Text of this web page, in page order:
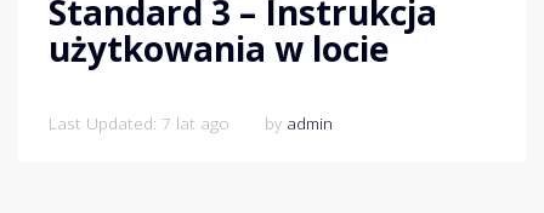
Standard 3 – Instrukcja
użytkowania w locie
Last Updated: 7 lat ago by admin